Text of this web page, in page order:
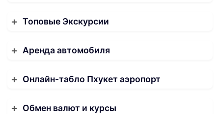
Топовые Экскурсии
Аренда автомобиля
Онлайн-табло Пхукет аэропорт
Обмен валют и курсы